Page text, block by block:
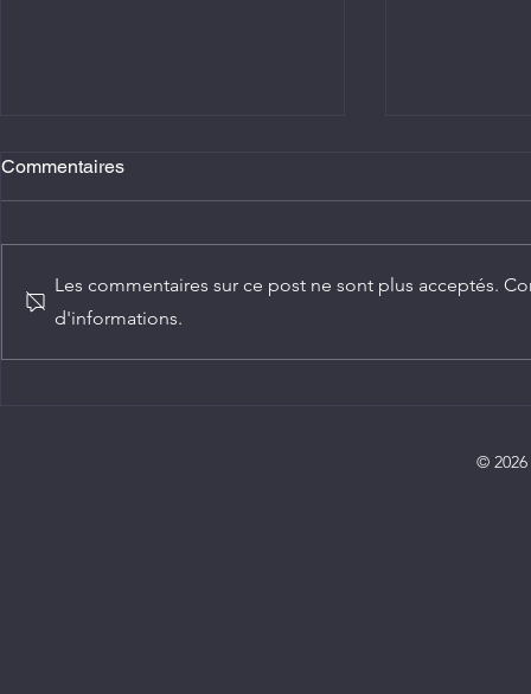
Commentaires
Les commentaires sur ce post ne sont plus acceptés.
d'informations.
©